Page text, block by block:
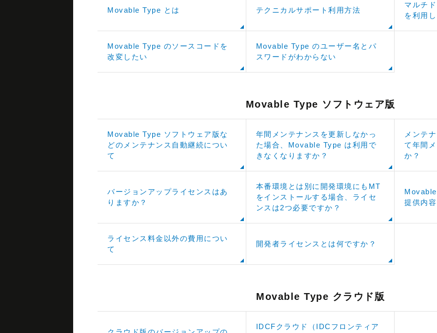
Movable Type とは テクニカルサポート利用方法
マルチ
を利用
Movable Type のソースコードを
改変したい
Movable Type のユーザー名とパ
スワードがわからない
Movable Type ソフトウェア版
Movable Type ソフトウェア版な
どのメンテナンス自動継続につい
て
年間メンテナンスを更新しなかっ
た場合、Movable Type は利用で
きなくなりますか？
メンテ
て年間
か？
バージョンアップライセンスはあ
りますか？
本番環境とは別に開発環境にもMT
をインストールする場合、ライセ
ンスは2つ必要ですか？
提供内
ライセンス料金以外の費用につい
て
開発者ライセンスとは何ですか？
Movable Type クラウド版
IDCFクラウド（IDCフロンティア